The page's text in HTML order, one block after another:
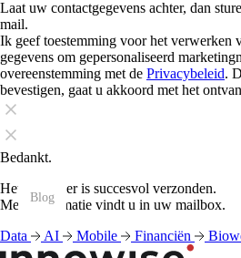
Laat uw contactgegevens achter, dan
mail.
Ik geef toestemming voor het verwerken
gegevens om gepersonaliseerd
overeenstemming met de Privacybeleid.
bevestigen, gaat u akkoord met het
Bedankt.
Het formulier is succesvol verzonden.
Meer informatie vindt u in uw mailbox.
Data
AI Mobile Financiën
Blog
Blog
Blog
Blog
Blog
Blog
Blog
Blog
Blog
Blog
Blog
Blog